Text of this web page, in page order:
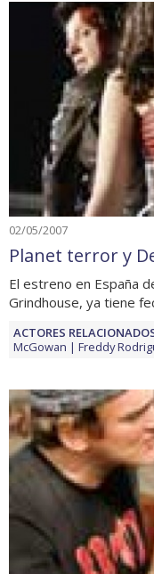
02/05/2007
Planet terror y
El estreno en España
Grindhouse, ya tiene
ACTORES
McGowan
Freddy